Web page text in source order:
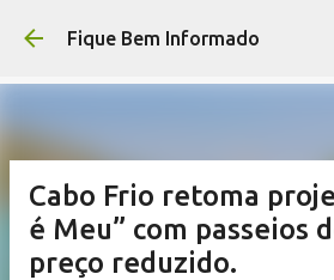
Pular para o conteúdo
Fique Bem Informado
Cabo Frio retoma
é Meu” com passeios
preço reduzido.